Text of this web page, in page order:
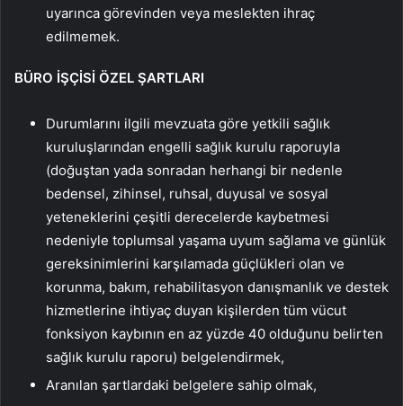
uyarınca görevinden veya meslekten ihraç
edilmemek.
BÜRO İŞÇİSİ ÖZEL ŞARTLARI
Durumlarını ilgili mevzuata göre yetkili sağlık
kuruluşlarından engelli sağlık kurulu raporuyla
(doğuştan yada sonradan herhangi bir nedenle
bedensel, zihinsel, ruhsal, duyusal ve sosyal
yeteneklerini çeşitli derecelerde kaybetmesi
nedeniyle toplumsal yaşama uyum sağlama ve günlük
gereksinimlerini karşılamada güçlükleri olan ve
korunma, bakım, rehabilitasyon danışmanlık ve destek
hizmetlerine ihtiyaç duyan kişilerden tüm vücut
fonksiyon kaybının en az yüzde 40 olduğunu belirten
sağlık kurulu raporu) belgelendirmek,
Aranılan şartlardaki belgelere sahip olmak,